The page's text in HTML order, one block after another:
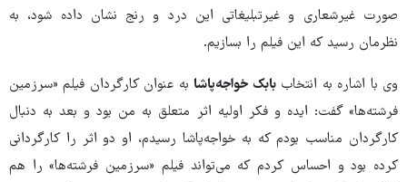
صورت غیرشعاری و غیرتبلیغاتی این درد و رنج نشان داده شود، به
نظرمان رسید که این فیلم را بسازیم.
وی با اشاره به انتخاببابک خواجه‌پاشابه عنوان کارگردان فیلم «سرزمین
فرشته‌ها» گفت: ایده و فکر اولیه اثر متعلق به من بود و بعد به دنبال
کارگردان مناسب بودم که به خواجه‌پاشا رسیدم، او دو اثر را کارگردانی
کرده بود و احساس کردم که می‌تواند فیلم «سرزمین فرشته‌ها» را هم